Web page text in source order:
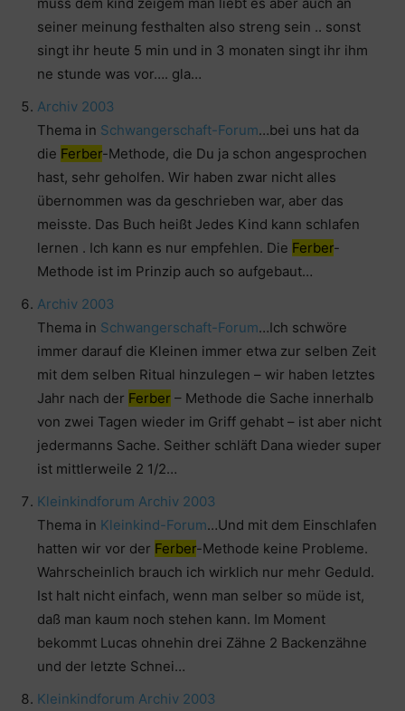
seiner meinung festhalten also streng sein .. sonst
singt ihr heute 5 min und in 3 monaten singt ihr ihm
ne stunde was vor…. gla…
Archiv 2003
Thema in Schwangerschaft-Forum…bei uns hat da
die Ferber-Methode, die Du ja schon angesprochen
hast, sehr geholfen. Wir haben zwar nicht alles
übernommen was da geschrieben war, aber das
meisste. Das Buch heißt Jedes Kind kann schlafen
lernen . Ich kann es nur empfehlen. Die Ferber-
Methode ist im Prinzip auch so aufgebaut…
Archiv 2003
Thema in Schwangerschaft-Forum…Ich schwöre
immer darauf die Kleinen immer etwa zur selben Zeit
mit dem selben Ritual hinzulegen – wir haben letztes
Jahr nach der Ferber – Methode die Sache innerhalb
von zwei Tagen wieder im Griff gehabt – ist aber nicht
jedermanns Sache. Seither schläft Dana wieder super
ist mittlerweile 2 1/2…
Kleinkindforum Archiv 2003
Thema in Kleinkind-Forum…Und mit dem Einschlafen
hatten wir vor der Ferber-Methode keine Probleme.
Wahrscheinlich brauch ich wirklich nur mehr Geduld.
Ist halt nicht einfach, wenn man selber so müde ist,
daß man kaum noch stehen kann. Im Moment
bekommt Lucas ohnehin drei Zähne 2 Backenzähne
und der letzte Schnei…
Kleinkindforum Archiv 2003